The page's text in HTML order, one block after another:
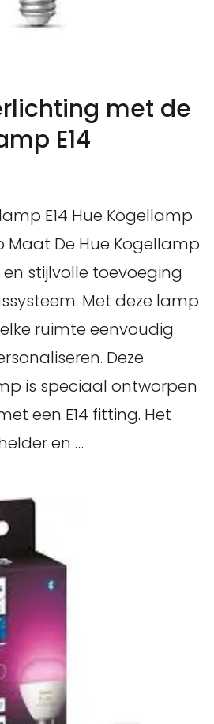
met de
E14
E14 Hue Kogellamp
Maat De Hue Kogellamp
en stijlvolle toevoeging
Met deze lamp
ruimte eenvoudig
Deze
is speciaal ontworpen
een E14 fitting. Het
en …